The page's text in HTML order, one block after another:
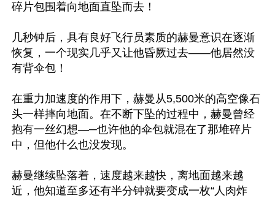
碎片包围着向地面直坠而去！
几秒钟后，具有良好飞行员素质的赫曼意识在逐渐
恢复，一个现实几乎又让他昏厥过去——他居然没
有背伞包！
在重力加速度的作用下，赫曼从5,500米的高空像石
头一样摔向地面。在不断下坠的过程中，赫曼曾经
抱有一丝幻想—─也许他的伞包就混在了那堆碎片
中，但他什么也没发现。
赫曼继续坠落着，速度越来越快，离地面越来越
近，他知道至多还有半分钟就要变成一枚“人肉炸